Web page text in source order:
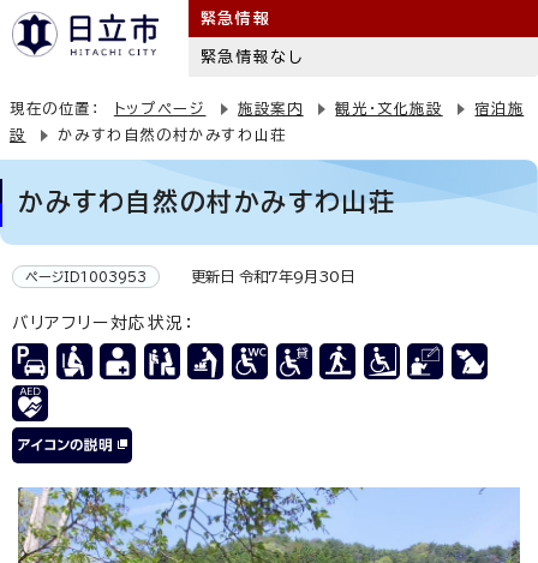
緊急情報
緊急情報なし
現在の位置： トップページ 施設案内 観光・文化施設
宿泊施
設
かみすわ自然の村かみすわ山荘
かみすわ自然の村かみすわ山荘
ページID1003953 更新日 令和7年9月30日
バリアフリー対応状況：